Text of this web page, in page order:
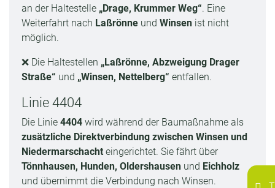
an der Haltestelle „Drage, Krummer Weg“. Eine
Weiterfahrt nach Laßrönne und Winsen ist nicht
möglich.
❌ Die Haltestellen „Laßrönne, Abzweigung Drager
Straße“ und „Winsen, Nettelberg“ entfallen.
Linie 4404
Die Linie 4404 wird während der Baumaßnahme als
zusätzliche Direktverbindung zwischen Winsen und
Niedermarschacht eingerichtet. Sie fährt über
Tönnhausen, Hunden, Oldershausen und Eichholz
und übernimmt die Verbindung nach Winsen.